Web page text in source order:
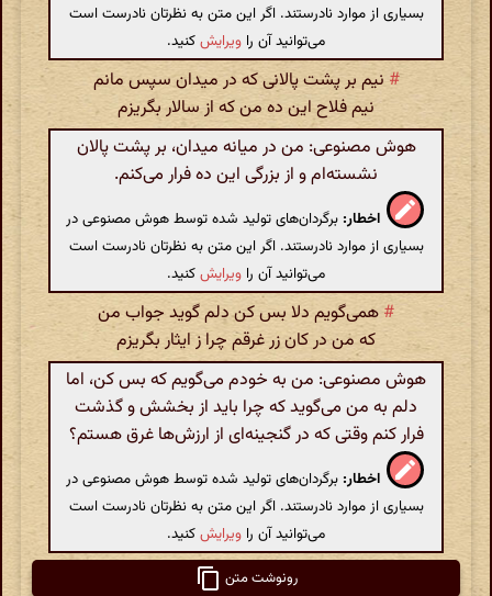
بسیاری از موارد نادرستند. اگر این متن به نظرتان نادرست است
می‌توانید آن را ویرایشکنید.
# نیم بر پشت پالانی که در میدان سپس مانم
نیم فلاح این ده من که از سالار بگریزم
هوش مصنوعی: من در میانه میدان، بر پشت پالان
نشسته‌ام و از بزرگی این ده فرار می‌کنم.
اخطار: برگردان‌های تولید شده توسط هوش مصنوعی در
بسیاری از موارد نادرستند. اگر این متن به نظرتان نادرست است
می‌توانید آن را ویرایشکنید.
# همی‌گویم دلا بس کن دلم گوید جواب من
که من در کان زر غرقم چرا ز ایثار بگریزم
هوش مصنوعی: من به خودم می‌گویم که بس کن، اما
دلم به من می‌گوید که چرا باید از بخشش و گذشت
فرار کنم وقتی که در گنجینه‌ای از ارزش‌ها غرق هستم؟
اخطار: برگردان‌های تولید شده توسط هوش مصنوعی در
بسیاری از موارد نادرستند. اگر این متن به نظرتان نادرست است
می‌توانید آن را ویرایشکنید.
رونوشت متن